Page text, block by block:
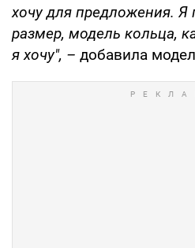
хочу для предложения. Я
размер, модель кольца,
я хочу", – добавила